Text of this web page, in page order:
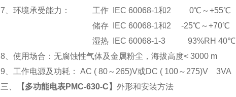
7
环境承受能力： 工作 IEC 60068-1和2 0℃～+55℃
储存 IEC 60068-1和2 -25℃～+70℃
湿热 IEC 60068-1-3 93%RH 40℃
8 、使用场合：无腐蚀性气体及金属粉尘，海拔高度< 3000 m
9 、工作电源及功耗： AC ( 80～265)V或DC ( 100～275)V 3VA
三、
【多功能电表PMC-630-C 】 外形和安装方法